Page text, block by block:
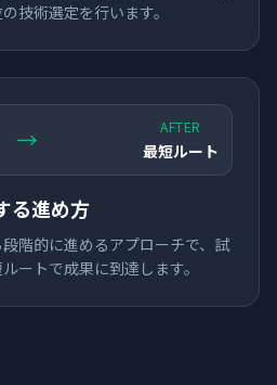
技術選定を行います。
→ AFTER
最短ルート
る進め方
階的に進めるアプローチで、試
ートで成果に到達します。